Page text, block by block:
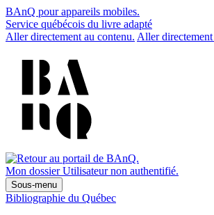
BAnQ pour appareils mobiles.
Service québécois du livre adapté
Aller directement au contenu. Aller
Mon dossier Utilisateur non authentifié.
Sous-menu
Bibliographie du Québec